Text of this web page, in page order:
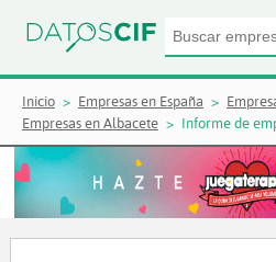
Inicio Empresas en España
Empresas en Albacete
Informe de